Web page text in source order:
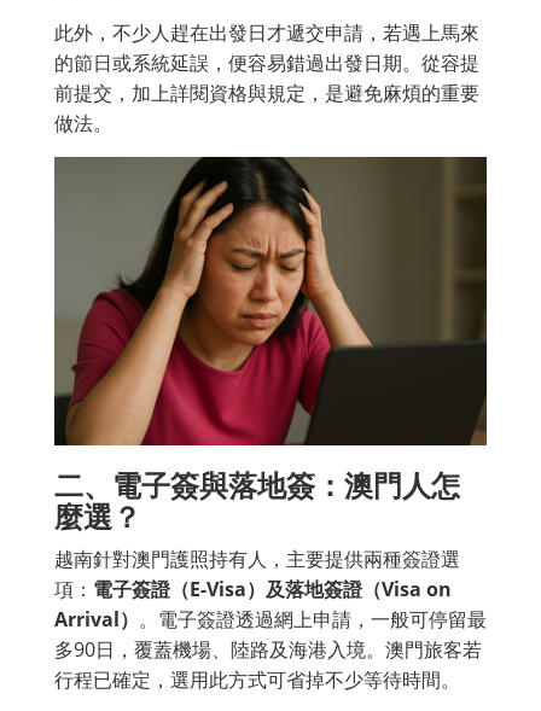
此外，不少人趕在出發日才遞交申請，若遇上馬來
的節日或系統延誤，便容易錯過出發日期。從容提
前提交，加上詳閱資格與規定，是避免麻煩的重要
做法。
二、電子簽與落地簽：澳門人怎
麼選？
越南針對澳門護照持有人，主要提供兩種簽證選
項： 電子簽證（E-Visa）及落地簽證（Visa on
Arrival） 。電子簽證透過網上申請，一般可停留最
多90日，覆蓋機場、陸路及海港入境。澳門旅客若
行程已確定，選用此方式可省掉不少等待時間。